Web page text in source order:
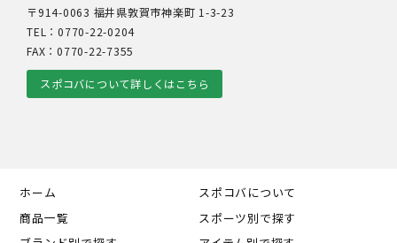
〒914-0063 福井県敦賀市神楽町 1-3-23
TEL：0770-22-0204
FAX：0770-22-7355
スポコバについて詳しくはこちら
ホーム
スポコバについて
商品一覧
スポーツ別で探す